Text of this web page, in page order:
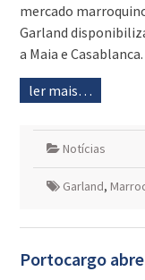
mercado
Garland
a Maia e
ler mais…
Notícias
Garland,
Portocargo